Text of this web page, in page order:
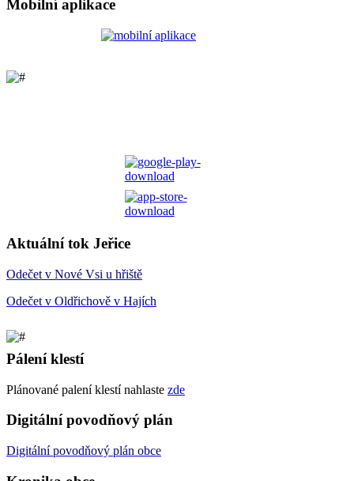
Mobilní aplikace
Aktuální tok Jeřice
Odečet v Nové Vsi u hřiště
Odečet v Oldřichově v Hajích
Pálení klestí
Plánované palení klestí nahlaste zde
Digitální povodňový plán
Digitálnípovodňový plán obce